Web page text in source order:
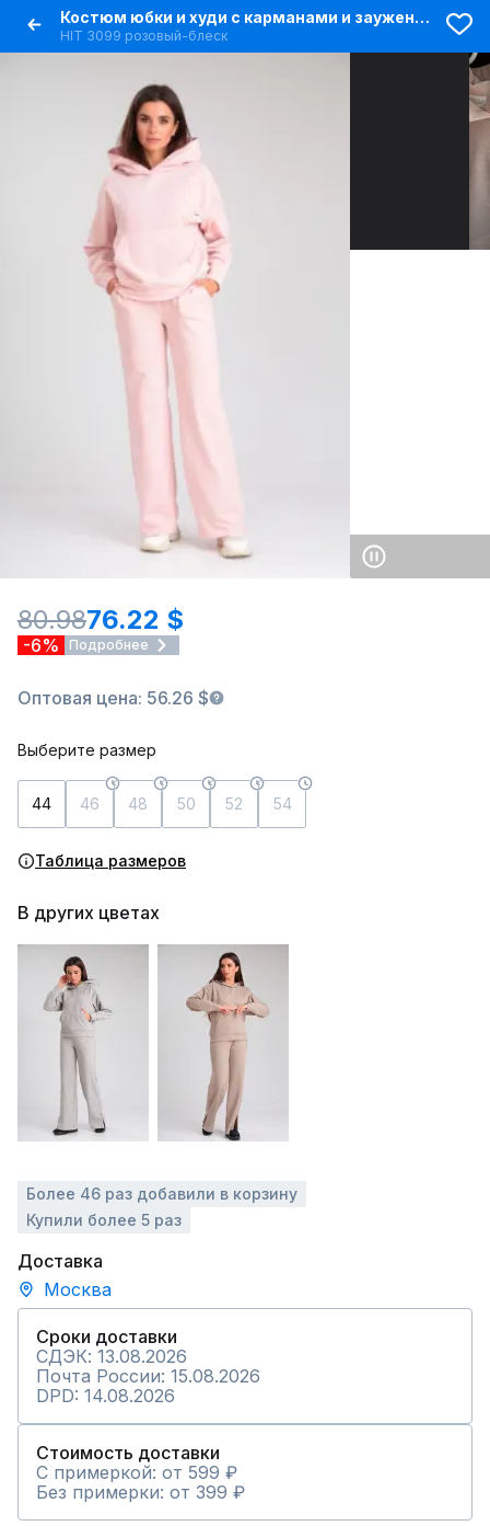
Костюм юбки и худи с карманами и зауженными брюками высокой посадки
HIT 3099 розовый-блеск
80.9876.22 $
-6% Подробнее
Оптовая цена: 56.26 $
Выберите размер
44 46 48 50 52 54
Таблица размеров
В других цветах
Более 46 раз добавили в корзину
Купили более 5 раз
Доставка
Москва
Сроки доставки
СДЭК: 13.08.2026
Почта России: 15.08.2026
DPD: 14.08.2026
Стоимость доставки
С примеркой: от 599 ₽
Без примерки: от 399 ₽